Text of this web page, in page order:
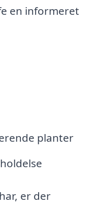
en informeret
planter
er der